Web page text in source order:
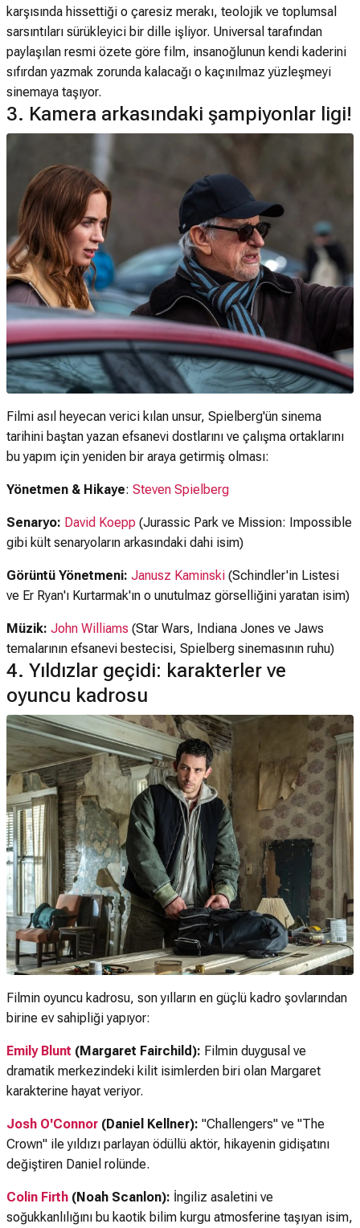
karşısında hissettiği o çaresiz merakı, teolojik ve toplumsal
sarsıntıları sürükleyici bir dille işliyor. Universal tarafından
paylaşılan resmi özete göre film, insanoğlunun kendi kaderini
sıfırdan yazmak zorunda kalacağı o kaçınılmaz yüzleşmeyi
sinemaya taşıyor.
3. Kamera arkasındaki şampiyonlar ligi!
Filmi asıl heyecan verici kılan unsur, Spielberg'ün sinema
tarihini baştan yazan efsanevi dostlarını ve çalışma ortaklarını
bu yapım için yeniden bir araya getirmiş olması:
Yönetmen & Hikaye: Steven Spielberg
Senaryo: David Koepp (Jurassic Park ve Mission: Impossible
gibi kült senaryoların arkasındaki dahi isim)
Görüntü Yönetmeni: Janusz Kaminski (Schindler'in Listesi
ve Er Ryan'ı Kurtarmak'ın o unutulmaz görselliğini yaratan isim)
Müzik: John Williams (Star Wars, Indiana Jones ve Jaws
temalarının efsanevi bestecisi, Spielberg sinemasının ruhu)
4. Yıldızlar geçidi: karakterler ve
oyuncu kadrosu
Filmin oyuncu kadrosu, son yılların en güçlü kadro şovlarından
birine ev sahipliği yapıyor:
Emily Blunt (Margaret Fairchild): Filmin duygusal ve
dramatik merkezindeki kilit isimlerden biri olan Margaret
karakterine hayat veriyor.
Josh O'Connor (Daniel Kellner): "Challengers" ve "The
Crown" ile yıldızı parlayan ödüllü aktör, hikayenin gidişatını
değiştiren Daniel rolünde.
Colin Firth (Noah Scanlon): İngiliz asaletini ve
soğukkanlılığını bu kaotik bilim kurgu atmosferine taşıyan isim,